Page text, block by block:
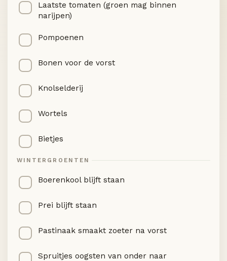
Laatste tomaten (groen mag binnen
narijpen)
Pompoenen
Bonen voor de vorst
Knolselderij
Wortels
Bietjes
WINTERGROENTEN
Boerenkool blijft staan
Prei blijft staan
Pastinaak smaakt zoeter na vorst
Spruitjes oogsten van onder naar